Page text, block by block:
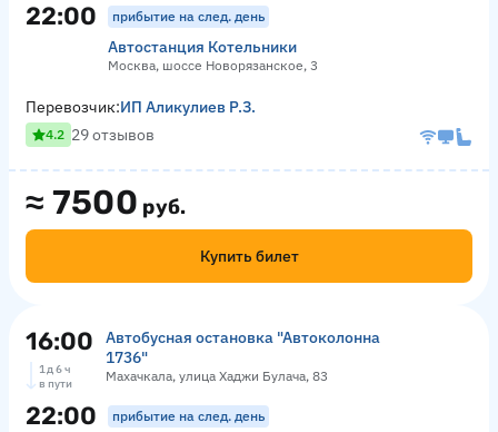
22:00 прибытие на след. день
Автостанция Котельники
Москва, шоссе Новорязанское, 3
≈ 7500 руб.
Купить билет
Перевозчик:ИП Аликулиев Р.З.
4.2 29 отзывов
16:00
Автобусная остановка "Автоколонна
1736"
Махачкала, улица Хаджи Булача, 83
1 д 6 ч
в пути
22:00 прибытие на след. день